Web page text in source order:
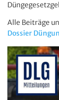
Alle Beiträge
Dossier